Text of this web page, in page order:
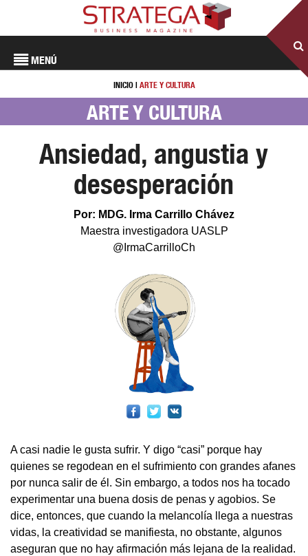
MENÚ
INICIO| ARTE Y CULTURA
ARTE Y CULTURA
Ansiedad, angustia y
desesperación
Por: MDG. Irma Carrillo Chávez
Maestra investigadora UASLP
@IrmaCarrilloCh
A casi nadie le gusta sufrir. Y digo “casi” porque hay
quienes se regodean en el sufrimiento con grandes afanes
por nunca salir de él. Sin embargo, a todos nos ha tocado
experimentar una buena dosis de penas y agobios. Se
dice, entonces, que cuando la melancolía llega a nuestras
vidas, la creatividad se manifiesta, no obstante, algunos
aseguran que no hay afirmación más lejana de la realidad.